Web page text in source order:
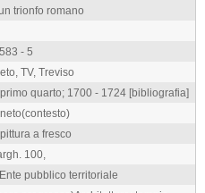
trionfo romano
- 5
TV, Treviso
quarto; 1700 - 1724 [bibliografia]
a fresco
100,
pubblico territoriale